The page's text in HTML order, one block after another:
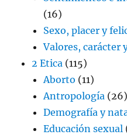
(16)
Sexo, placer y
Valores, carácter
2 Etica (115)
Aborto (11)
Antropología (26)
Demografía y
Educación sexual